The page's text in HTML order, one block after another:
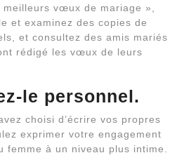
vœux de mariage »,
et examinez des copies de
et consultez des amis mariés
rédigé les vœux de leurs
le personnel.
choisi d’écrire vos propres
exprimer votre engagement
femme à un niveau plus intime.